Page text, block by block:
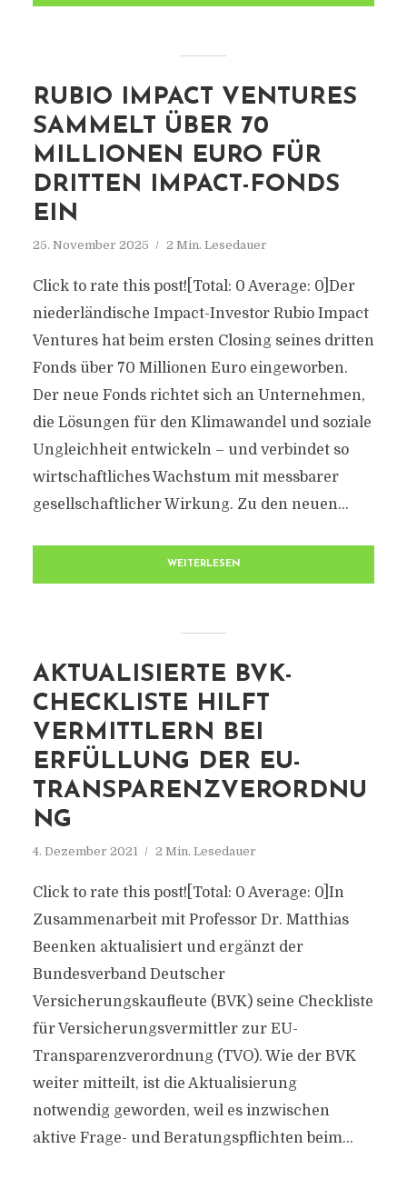
RUBIO IMPACT VENTURES
SAMMELT ÜBER 70
MILLIONEN EURO FÜR
DRITTEN IMPACT-FONDS
EIN
25. November 2025 2 Min. Lesedauer
Click to rate this post![Total: 0 Average: 0]Der
niederländische Impact-Investor Rubio Impact
Ventures hat beim ersten Closing seines dritten
Fonds über 70 Millionen Euro eingeworben.
Der neue Fonds richtet sich an Unternehmen,
die Lösungen für den Klimawandel und soziale
Ungleichheit entwickeln – und verbindet so
wirtschaftliches Wachstum mit messbarer
gesellschaftlicher Wirkung. Zu den neuen...
WEITERLESEN
AKTUALISIERTE BVK-
CHECKLISTE HILFT
VERMITTLERN BEI
ERFÜLLUNG DER EU-
TRANSPARENZVERORDNU
NG
4. Dezember 2021 2 Min. Lesedauer
Click to rate this post![Total: 0 Average: 0]In
Zusammenarbeit mit Professor Dr. Matthias
Beenken aktualisiert und ergänzt der
Bundesverband Deutscher
Versicherungskaufleute (BVK) seine Checkliste
für Versicherungsvermittler zur EU-
Transparenzverordnung (TVO). Wie der BVK
weiter mitteilt, ist die Aktualisierung
notwendig geworden, weil es inzwischen
aktive Frage- und Beratungspflichten beim...